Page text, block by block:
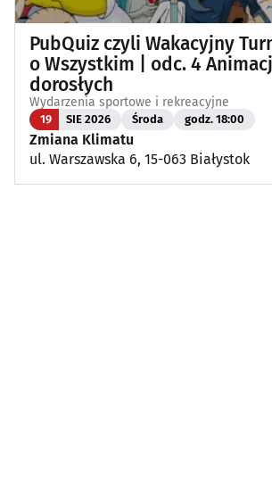
PubQuiz czyli Wakacyjny
o Wszystkim | odc. 4
dorosłych
Wydarzenia sportowe i rekreacyjne
19 SIE 2026 Środa godz. 18:00
Zmiana Klimatu
ul. Warszawska 6, 15-063 Białystok